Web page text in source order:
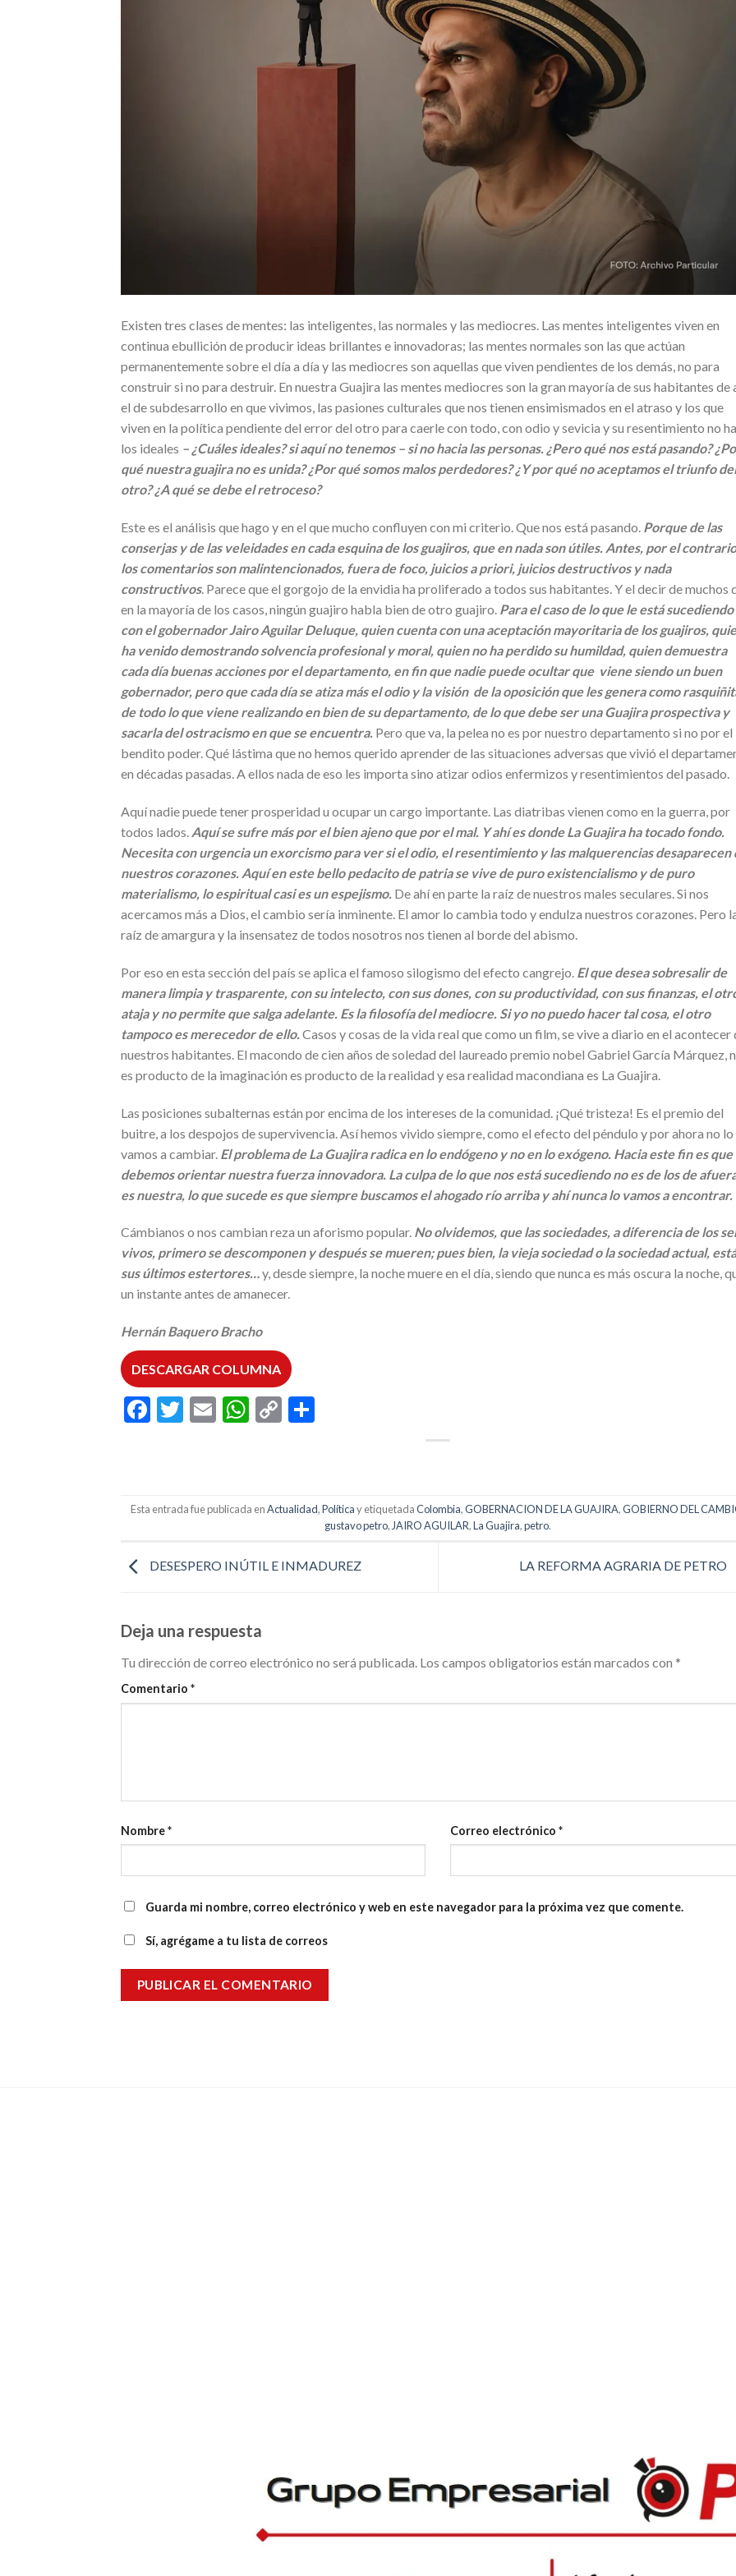
Existen tres clases de mentes: las inteligentes, las normales y las mediocres. Las mentes inteligentes viven en
continua ebullición de producir ideas brillantes e innovadoras; las mentes normales son las que actúan
permanentemente sobre el día a día y las mediocres son aquellas que viven pendientes de los demás, no para
construir si no para destruir. En nuestra Guajira las mentes mediocres son la gran mayoría de sus habitantes de
el de subdesarrollo en que vivimos, las pasiones culturales que nos tienen ensimismados en el atraso y los que
viven en la política pendiente del error del otro para caerle con todo, con odio y sevicia y su resentimiento no
los ideales – ¿Cuáles ideales? si aquí no tenemos – si no hacia las personas. ¿Pero qué nos está pasando?
qué nuestra guajira no es unida? ¿Por qué somos malos perdedores? ¿Y por qué no aceptamos el triunfo del
otro? ¿A qué se debe el retroceso?
Este es el análisis que hago y en el que mucho confluyen con mi criterio. Que nos está pasando. Porque de las
conserjas y de las veleidades en cada esquina de los guajiros, que en nada son útiles. Antes, por el
los comentarios son malintencionados, fuera de foco, juicios a priori, juicios destructivos y nada
constructivos. Parece que el gorgojo de la envidia ha proliferado a todos sus habitantes. Y el decir de muchos
en la mayoría de los casos, ningún guajiro habla bien de otro guajiro. Para el caso de lo que le está sucediendo
con el gobernador Jairo Aguilar Deluque, quien cuenta con una aceptación mayoritaria de los guajiros,
ha venido demostrando solvencia profesional y moral, quien no ha perdido su humildad, quien demuestra
cada día buenas acciones por el departamento, en fin que nadie puede ocultar que viene siendo un buen
gobernador, pero que cada día se atiza más el odio y la visión de la oposición que les genera como
de todo lo que viene realizando en bien de su departamento, de lo que debe ser una Guajira prospectiva y
sacarla del ostracismo en que se encuentra. Pero que va, la pelea no es por nuestro departamento si no por el
bendito poder. Qué lástima que no hemos querido aprender de las situaciones adversas que vivió el
en décadas pasadas. A ellos nada de eso les importa sino atizar odios enfermizos y resentimientos del pasado.
Aquí nadie puede tener prosperidad u ocupar un cargo importante. Las diatribas vienen como en la guerra, por
todos lados. Aquí se sufre más por el bien ajeno que por el mal. Y ahí es donde La Guajira ha tocado fondo.
Necesita con urgencia un exorcismo para ver si el odio, el resentimiento y las malquerencias desaparecen
nuestros corazones. Aquí en este bello pedacito de patria se vive de puro existencialismo y de puro
materialismo, lo espiritual casi es un espejismo. De ahí en parte la raíz de nuestros males seculares. Si nos
acercamos más a Dios, el cambio sería inminente. El amor lo cambia todo y endulza nuestros corazones. Pero
raíz de amargura y la insensatez de todos nosotros nos tienen al borde del abismo.
Por eso en esta sección del país se aplica el famoso silogismo del efecto cangrejo. El que desea sobresalir de
manera limpia y trasparente, con su intelecto, con sus dones, con su productividad, con sus finanzas, el
ataja y no permite que salga adelante. Es la filosofía del mediocre. Si yo no puedo hacer tal cosa, el otro
tampoco es merecedor de ello.Casos y cosas de la vida real que como un film, se vive a diario en el acontecer
nuestros habitantes. El macondo de cien años de soledad del laureado premio nobel Gabriel García Márquez,
es producto de la imaginación es producto de la realidad y esa realidad macondiana es La Guajira.
Las posiciones subalternas están por encima de los intereses de la comunidad. ¡Qué tristeza! Es el premio del
buitre, a los despojos de supervivencia. Así hemos vivido siempre, como el efecto del péndulo y por ahora no lo
vamos a cambiar. El problema de La Guajira radica en lo endógeno y no en lo exógeno. Hacia este fin es que
debemos orientar nuestra fuerza innovadora. La culpa de lo que nos está sucediendo no es de los de
es nuestra, lo que sucede es que siempre buscamos el ahogado río arriba y ahí nunca lo vamos a encontrar.
Cámbianos o nos cambian reza un aforismo popular. No olvidemos, que las sociedades, a diferencia de los
vivos, primero se descomponen y después se mueren; pues bien, la vieja sociedad o la sociedad actual,
sus últimos estertores…y, desde siempre, la noche muere en el día, siendo que nunca es más oscura la noche,
un instante antes de amanecer.
Hernán Baquero Bracho
DESCARGAR COLUMNA
Facebook
Twitter
EmailWhatsApp
Copy
Esta entrada fue publicada enActualidad,Políticay etiquetadaColombia,GOBERNACION DE LA GUAJIRA,GOBIERNO DEL
gustavo petro, JAIRO AGUILAR,La Guajira,petro.
DESESPERO INÚTIL E INMADUREZ LA REFORMA AGRARIA DE PETRO
Deja una respuesta
Tu dirección de correo electrónico no será publicada. Los campos obligatorios están marcados con *
Comentario *
Nombre* Correo electrónico*
Guarda mi nombre, correo electrónico y web en este navegador para la próxima vez que comente.
Sí, agrégame a tu lista de correos